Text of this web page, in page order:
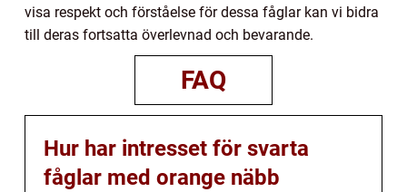
visa respekt och förståelse för dessa fåglar kan vi bidra
till deras fortsatta överlevnad och bevarande.
FAQ
Hur har intresset för svarta
fåglar med orange näbb